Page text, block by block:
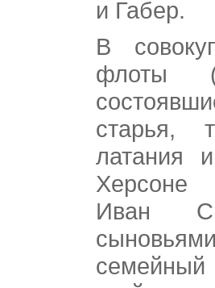
и Габер.
В
флоты
старья,
латания
Херсоне
Иван
семейный